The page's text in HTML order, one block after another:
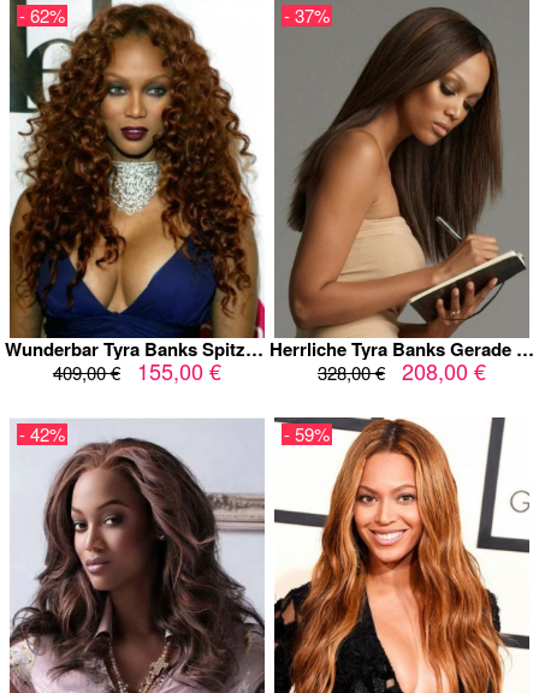
Wunderbar Tyra Banks Spitzefront Lockig Kunsthaar Perücke
409,00 € 155,00 €
- 62%
Herrliche Tyra Banks Gerade Spitzefront Echthaar Perücke
328,00 € 208,00 €
- 37%
- 42% - 59%